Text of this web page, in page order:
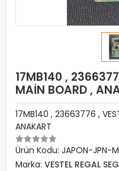
17MB140 ,
MAİN BOARD ,
17MB140 , 23663776 ,
ANAKART
Ürün Kodu: JAPON-JPN-
Marka: VESTEL REGAL